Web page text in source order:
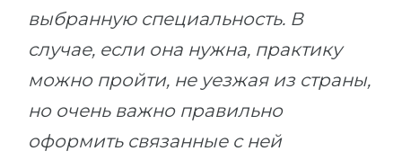
выбранную специальность. В
случае, если она нужна, практику
можно пройти, не уезжая из страны,
но очень важно правильно
оформить связанные с ней